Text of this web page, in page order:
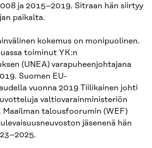
ja 2015–2019. Sitraan hän siirtyy
paikalta.
kokemus on monipuolinen.
toiminut YK:n
(UNEA) varapuheenjohtajana
Suomen EU-
vuonna 2019 Tiilikainen johti
valtiovarainministeriön
Maailman talousfoorumin (WEF)
jäsenenä hän